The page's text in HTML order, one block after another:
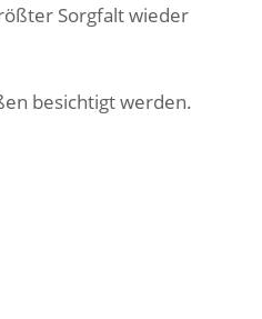
Sorgfalt wieder
besichtigt werden.